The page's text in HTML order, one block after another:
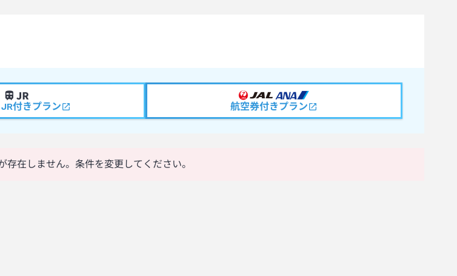
付きプラン 航空券付きプラン
存在しません。条件を変更してください。